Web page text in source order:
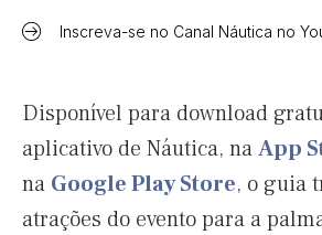
Inscreva-se no Canal Náutica no
Disponível para download
aplicativo de Náutica, naApp
na Google Play Store, o guia
atrações do evento para a